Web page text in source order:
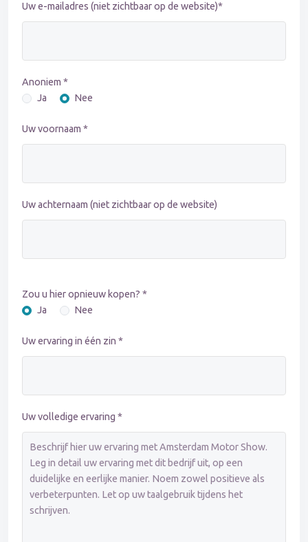
Uw e-mailadres (niet zichtbaar op de website)*
Anoniem *
Ja
Nee
Uw voornaam *
Uw achternaam (niet zichtbaar op de website)
Zou u hier opnieuw kopen? *
Ja
Nee
Uw ervaring in één zin *
Uw volledige ervaring *